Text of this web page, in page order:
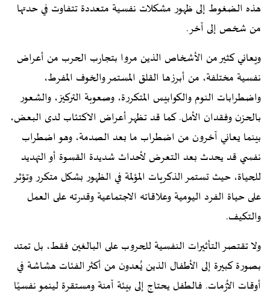
هذه الضغوط إلى ظهور مشكلات نفسية متعددة تتفاوت في حدتها
من شخص إلى آخر.
ويعاني كثير من الأشخاص الذين مروا بتجارب الحرب من أعراض
نفسية مختلفة، من أبرزها القلق المستمر والخوف المفرط،
واضطرابات النوم والكوابيس المتكررة، وصعوبة التركيز، والشعور
بالحزن وفقدان الأمل. كما قد تظهر أعراض الاكتئاب لدى البعض،
بينما يعاني آخرون من اضطراب ما بعد الصدمة، وهو اضطراب
نفسي قد يحدث بعد التعرض لأحداث شديدة القسوة أو التهديد
للحياة، حيث تستمر الذكريات المؤلمة في الظهور بشكل متكرر وتؤثر
على حياة الفرد اليومية وعلاقاته الاجتماعية وقدرته على العمل
والتكيف.
ولا تقتصر التأثيرات النفسية للحروب على البالغين فقط، بل تمتد
بصورة كبيرة إلى الأطفال الذين يُعدون من أكثر الفئات هشاشة في
أوقات الأزمات. فالطفل يحتاج إلى بيئة آمنة ومستقرة لينمو نفسيًا